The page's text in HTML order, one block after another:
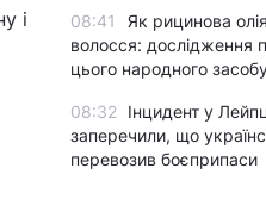
і
08:41
Як рицинова
волосся: дослідження
цього народного
08:32
Інцидент у
заперечили, що
перевозив боєприпаси